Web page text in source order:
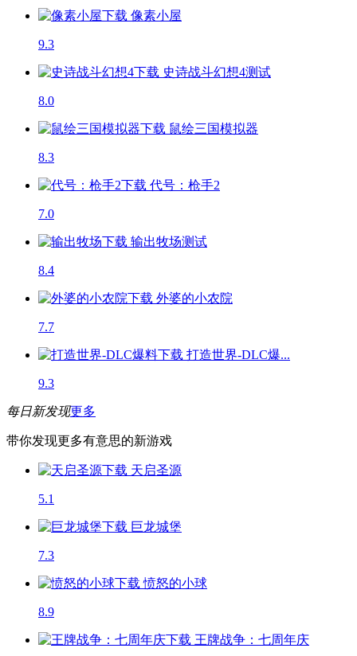
像素小屋
9.3
史诗战斗幻想4测试
8.0
鼠绘三国模拟器
8.3
代号：枪手2
7.0
输出牧场测试
8.4
外婆的小农院
7.7
打造世界-DLC爆...
9.3
每日新发现更多
带你发现更多有意思的新游戏
天启圣源
5.1
巨龙城堡
7.3
愤怒的小球
8.9
王牌战争：七周年庆